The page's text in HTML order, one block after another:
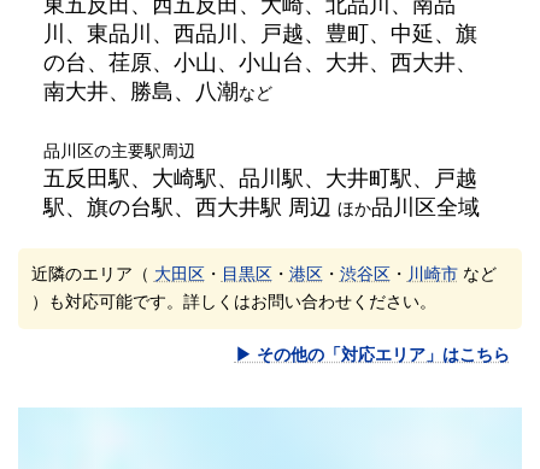
川、東品川、西品川、戸越、豊町、中延、旗
の台、荏原、小山、小山台、大井、西大井、
南大井、勝島、八潮など
品川区の主要駅周辺
五反田駅、大崎駅、品川駅、大井町駅、戸越
駅、旗の台駅、西大井駅 周辺 ほか品川区全域
近隣のエリア（ 大田区・ 目黒区・ 港区・ 渋谷区・ 川崎市など
）も対応可能です。詳しくはお問い合わせください。
▶ その他の「対応エリア」はこちら